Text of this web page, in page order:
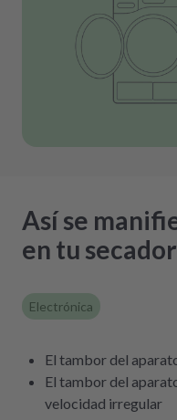
Así se
en tu
Electrónica
El tambor del
El tambor del
velocidad irregular